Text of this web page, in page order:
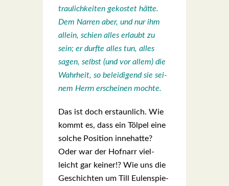
trau­lich­kei­ten gekos­tet hät­te.
Dem Nar­ren aber, und nur ihm
allein, schien alles erlaubt zu
sein; er durf­te alles tun, alles
sagen, selbst (und vor allem) die
Wahr­heit, so belei­di­gend sie sei­
nem Herrn erschei­nen moch­te.
Das ist doch erstaun­lich. Wie
kommt es, dass ein Töl­pel eine
sol­che Posi­ti­on inne­hat­te?
Oder war der Hof­narr viel­
leicht gar kei­ner!? Wie uns die
Geschich­ten um Till Eulen­spie­